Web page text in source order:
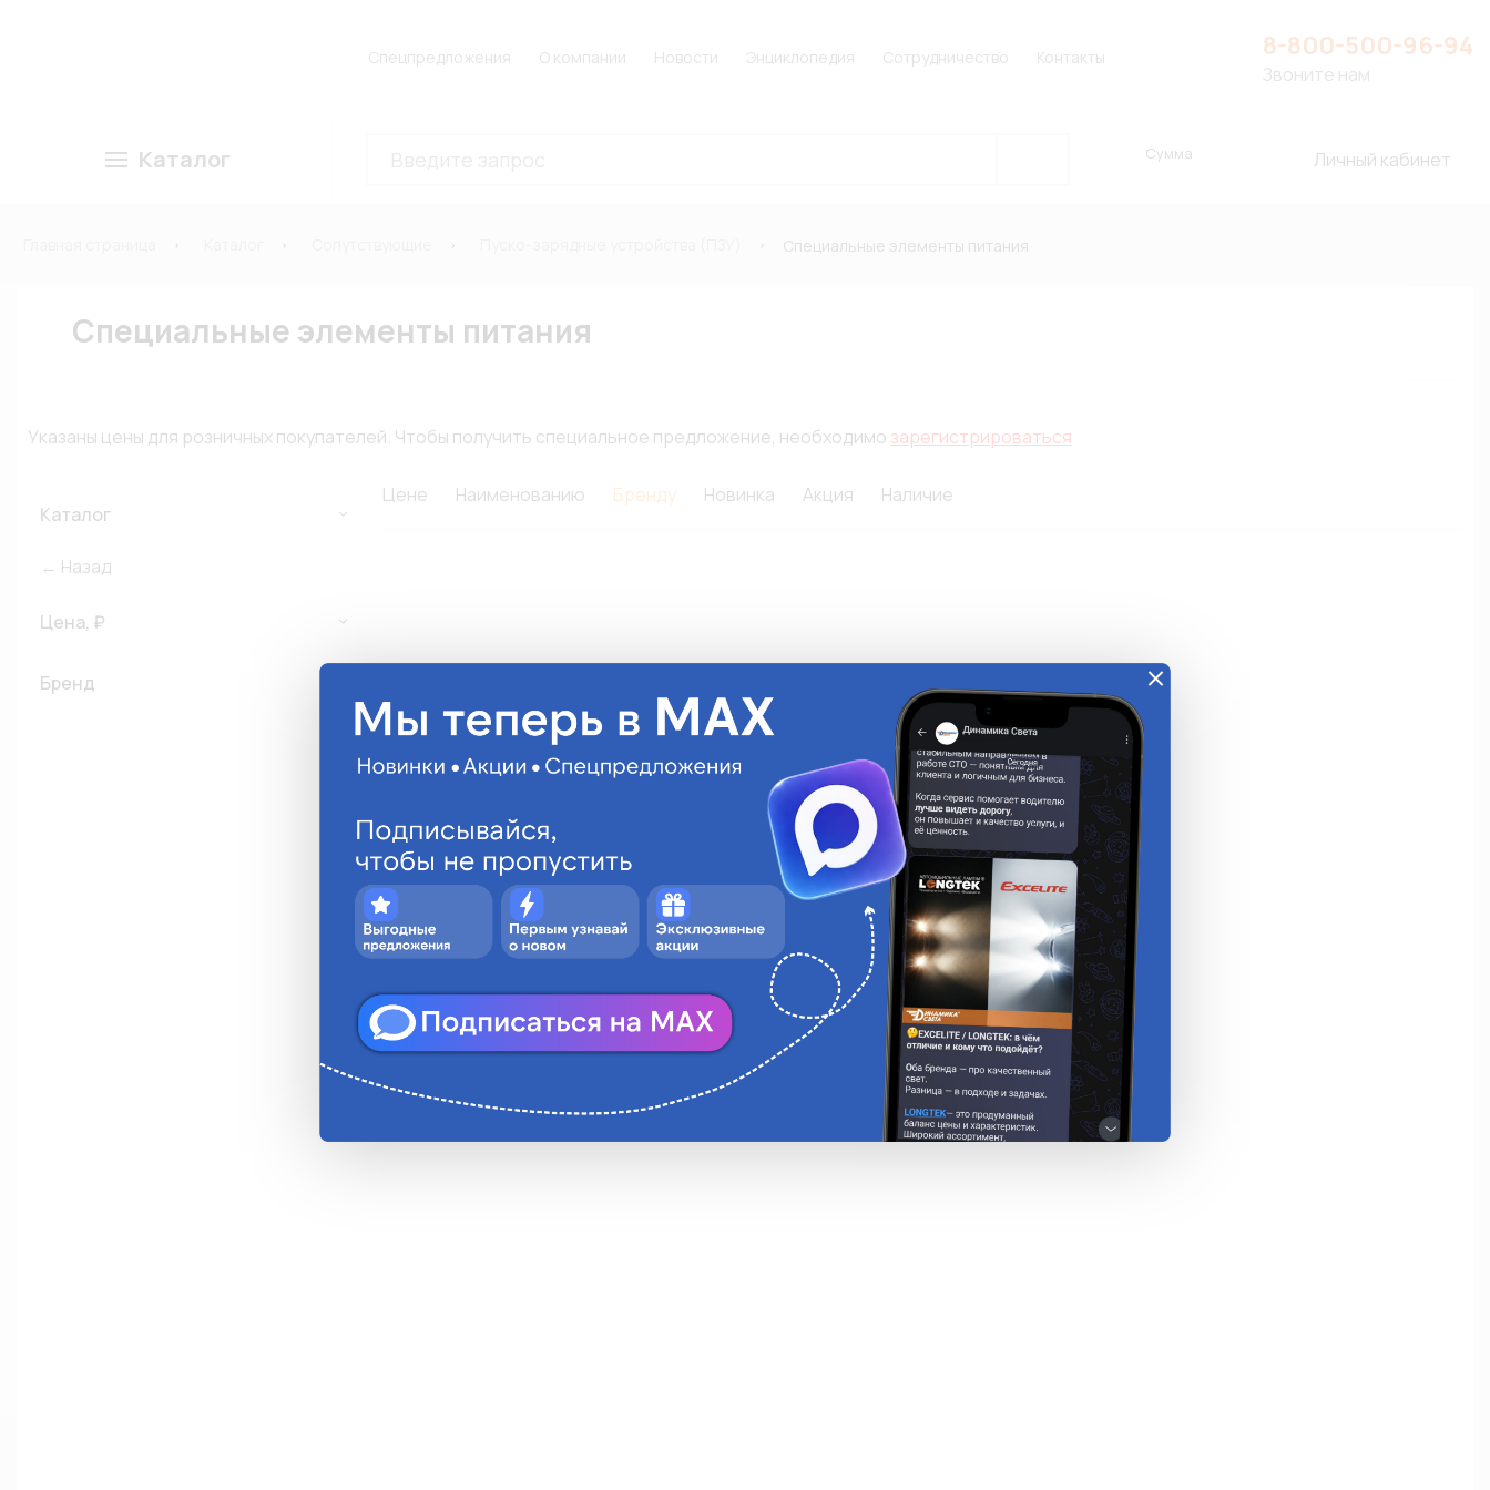
Спецпредложения О компании Новости Энциклопедия Сотрудничество Контакты 8-800-500-96-94
Звоните нам
Каталог Сумма Личный кабинет
Специальные элементы питания
Специальные элементы питания
Указаны цены для розничных покупателей. Чтобы получить специальное предложение, необходимо зарегистрироваться
Каталог
← Назад
Цена, ₽
Бренд
Цене Наименованию Бренду Новинка Акция Наличие